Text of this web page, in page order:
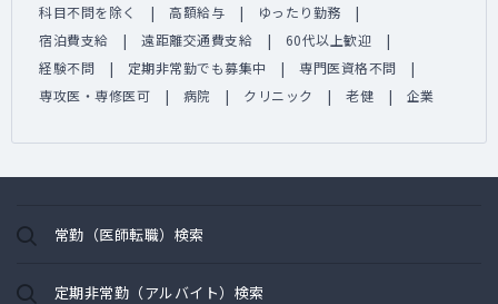
科目不問を除く
高額給与
ゆったり勤務
宿泊費支給
遠距離交通費支給
60代以上歓迎
経験不問
定期非常勤でも募集中
専門医資格不問
専攻医・専修医可
病院 クリニック 老健 企業
常勤（医師転職）検索
定期非常勤（アルバイト）検索